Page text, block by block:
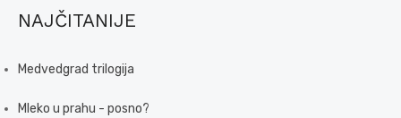
NAJČITANIJE
Medvedgrad trilogija
Mleko u prahu - posno?